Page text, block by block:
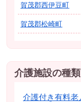
賀茂郡西伊豆町
賀茂郡松崎町
介護施設の種
介護付き有料老